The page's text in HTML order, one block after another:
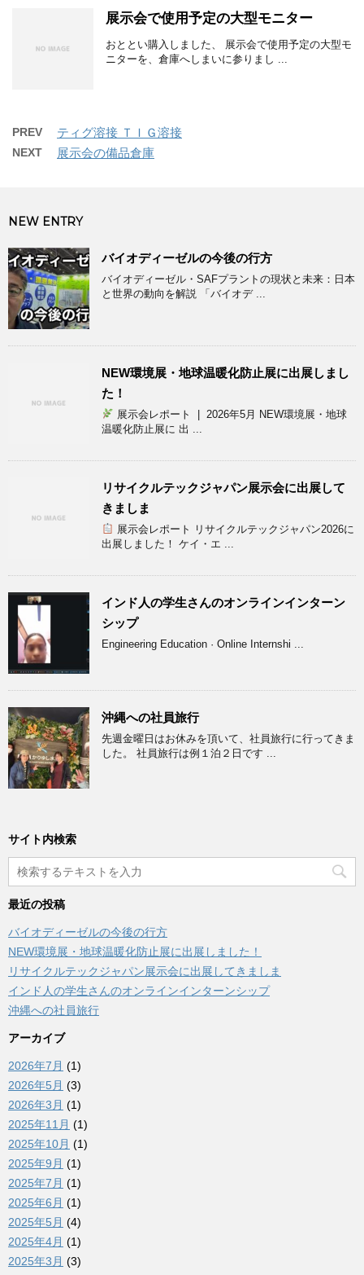
展示会で使用予定の大型モニター
おととい購入しました、 展示会で使用予定の大型モ
ニターを、倉庫へしまいに参りまし ...
PREV ティグ溶接 ＴＩＧ溶接
NEXT 展示会の備品倉庫
NEW ENTRY
バイオディーゼルの今後の行方
バイオディーゼル・SAFプラントの現状と未来：日本
と世界の動向を解説 「バイオデ ...
NEW環境展・地球温暖化防止展に出展しまし
た！
展示会レポート | 2026年5月 NEW環境展・地球
温暖化防止展に 出 ...
リサイクルテックジャパン展示会に出展して
きましま
展示会レポート リサイクルテックジャパン2026に
出展しました！ ケイ・エ ...
インド人の学生さんのオンラインインターン
シップ
Engineering Education · Online Internshi ...
沖縄への社員旅行
先週金曜日はお休みを頂いて、社員旅行に行ってきま
した。 社員旅行は例１泊２日です ...
サイト内検索
最近の投稿
バイオディーゼルの今後の行方
NEW環境展・地球温暖化防止展に出展しました！
リサイクルテックジャパン展示会に出展してきましま
インド人の学生さんのオンラインインターンシップ
沖縄への社員旅行
アーカイブ
2026年7月 (1)
2026年5月 (3)
2026年3月 (1)
2025年11月 (1)
2025年10月 (1)
2025年9月 (1)
2025年7月 (1)
2025年6月 (1)
2025年5月 (4)
2025年4月 (1)
2025年3月 (3)